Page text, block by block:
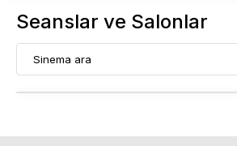
Seanslar ve Salonlar